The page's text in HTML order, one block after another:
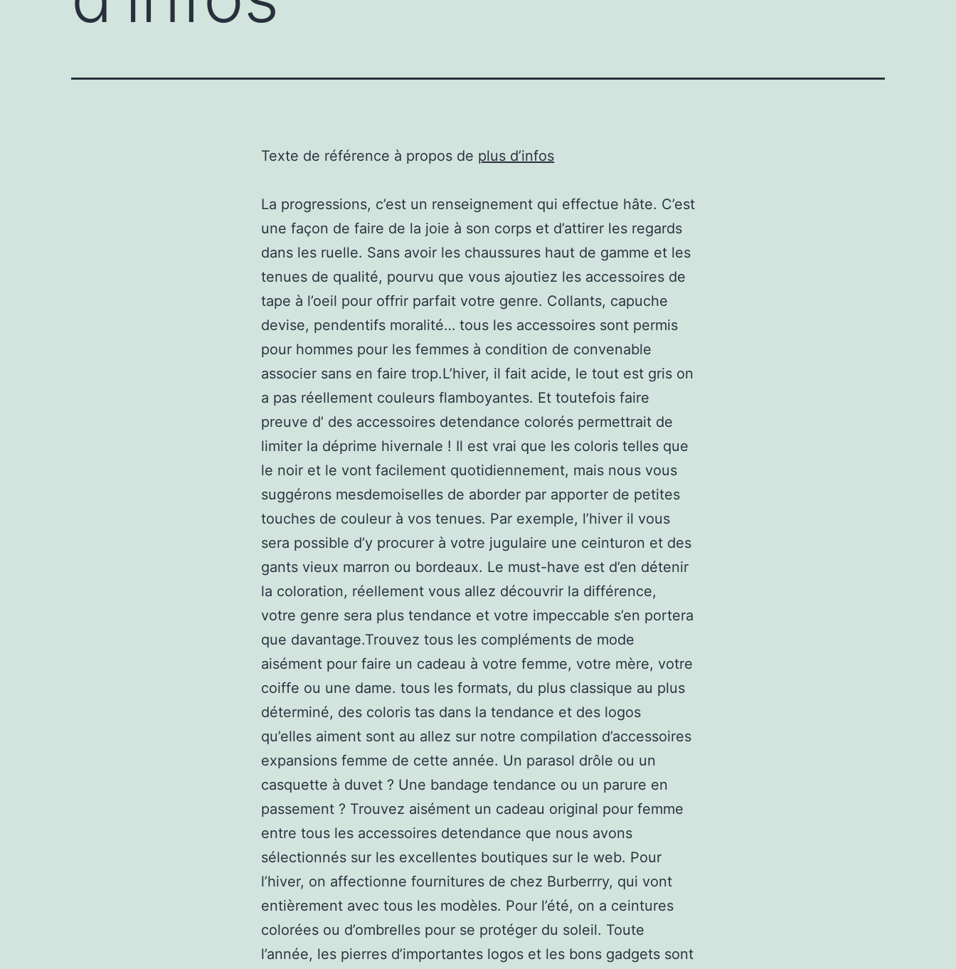
Texte de référence à propos de plus d’infos
La progressions, c’est un renseignement qui effectue hâte. C’est
une façon de faire de la joie à son corps et d’attirer les regards
dans les ruelle. Sans avoir les chaussures haut de gamme et les
tenues de qualité, pourvu que vous ajoutiez les accessoires de
tape à l’oeil pour offrir parfait votre genre. Collants, capuche
devise, pendentifs moralité… tous les accessoires sont permis
pour hommes pour les femmes à condition de convenable
associer sans en faire trop.L’hiver, il fait acide, le tout est gris on
a pas réellement couleurs flamboyantes. Et toutefois faire
preuve d’ des accessoires detendance colorés permettrait de
limiter la déprime hivernale ! Il est vrai que les coloris telles que
le noir et le vont facilement quotidiennement, mais nous vous
suggérons mesdemoiselles de aborder par apporter de petites
touches de couleur à vos tenues. Par exemple, l’hiver il vous
sera possible d’y procurer à votre jugulaire une ceinturon et des
gants vieux marron ou bordeaux. Le must-have est d’en détenir
la coloration, réellement vous allez découvrir la différence,
votre genre sera plus tendance et votre impeccable s’en portera
que davantage.Trouvez tous les compléments de mode
aisément pour faire un cadeau à votre femme, votre mère, votre
coiffe ou une dame. tous les formats, du plus classique au plus
déterminé, des coloris tas dans la tendance et des logos
qu’elles aiment sont au allez sur notre compilation d’accessoires
expansions femme de cette année. Un parasol drôle ou un
casquette à duvet ? Une bandage tendance ou un parure en
passement ? Trouvez aisément un cadeau original pour femme
entre tous les accessoires detendance que nous avons
sélectionnés sur les excellentes boutiques sur le web. Pour
l’hiver, on affectionne fournitures de chez Burberrry, qui vont
entièrement avec tous les modèles. Pour l’été, on a ceintures
colorées ou d’ombrelles pour se protéger du soleil. Toute
l’année, les pierres d’importantes logos et les bons gadgets sont